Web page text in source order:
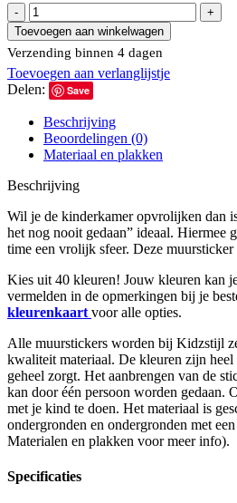
Muursticker
"Ik
heb
het
nog
nooit
aantal
Toevoegen aan winkelwagen
Verzending binnen 4 dagen
Toevoegen aan verlanglijstje
Delen:
Save
Beschrijving
Beoordelingen (0)
Materiaal en plakken
Beschrijving
Wil je de kinderkamer opvrolijken dan
het nog nooit gedaan” ideaal. Hiermee
time een vrolijk sfeer. Deze
Kies uit 40 kleuren! Jouw kleuren kan
vermelden in de opmerkingen bij je
kleurenkaart voor alle opties.
Alle muurstickers worden bij Kidzstijl
kwaliteit materiaal. De kleuren zijn
geheel zorgt. Het aanbrengen van de
kan door één persoon worden gedaan.
met je kind te doen. Het materiaal is
ondergronden en ondergronden met
Materialen en plakken voor meer info).
Specificaties